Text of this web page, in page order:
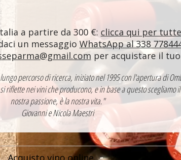
a partire da 300 €: clicca qui per
un messaggio WhatsApp al 338
per acquistare il
percorso di ricerca, iniziato nel 1995 con l'apertura di
riflette nei vini che producono, e in base a questo scegliamo
nostra passione, è la nostra vita."
Giovanni e Nicola Maestri
Acquisto vino online